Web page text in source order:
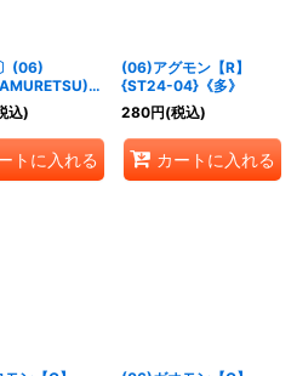
〕(06)
グ
モリーブース
】{LM-038}
込)
トに入れる
(06)アグモン【R】
{ST24-04}《多》
280円(税込)
カートに入れる